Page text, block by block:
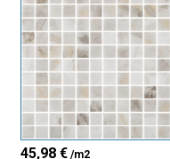
Formati disponibili
25×25 mm→ Ideale
50×50 mm→ Estetica
Finiture
45,98€ /m2